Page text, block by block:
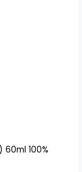
60ml 100%